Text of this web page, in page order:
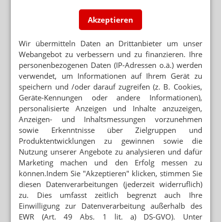
Akzeptieren
Wir übermitteln Daten an Drittanbieter um unser
Webangebot zu verbessern und zu finanzieren. Ihre
personenbezogenen Daten (IP-Adressen o.ä.) werden
verwendet, um Informationen auf Ihrem Gerät zu
speichern und /oder darauf zugreifen (z. B. Cookies,
Geräte-Kennungen oder andere Informationen),
personalisierte Anzeigen und Inhalte anzuzeigen,
Anzeigen- und Inhaltsmessungen vorzunehmen
sowie Erkenntnisse über Zielgruppen und
Produktentwicklungen zu gewinnen sowie die
Nutzung unserer Angebote zu analysieren und dafür
Marketing machen und den Erfolg messen zu
können.Indem Sie "Akzeptieren" klicken, stimmen Sie
diesen Datenverarbeitungen (jederzeit widerruflich)
zu. Dies umfasst zeitlich begrenzt auch Ihre
Einwilligung zur Datenverarbeitung außerhalb des
EWR (Art. 49 Abs. 1 lit. a) DS-GVO). Unter
sei langfristig die größte Herausforderung der Branche.
Für Apotheker, die hier aktiv werden wollen und endlich
mehr Bewerber erhalten möchten, bietet Klose
Consulting ein unverbindliches Beratungsgespräch an,
in dem entsprechende Strategien erarbeitet werden.
Mehr Infos dazu finden Apothekerinnen und Apotheker
aufwww.apothekedigital.de.
Klose Consulting GmbH
Rudolf-Diesel-Straße 24
64625 Bensheim
Telefon: 06251 9749430
E-Mail:kontakt@apothekedigital.de
Internet:https://apothekedigital.de
Vertreten durch:
Nicolas Klose
Lesen Sie auch
CANNABISBLÜTEN AUS DER GKV GESTRICHEN
Inhalierbare Extrakte statt Blüte